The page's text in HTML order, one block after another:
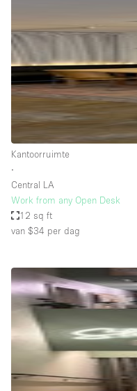
Etalage
Grote entree
Haussmann-stijl
Industrieel
Internet
Kantoorbenodigdheden
Keuken
Kledingrek
Leefruimte
Meerdere kamers
Meubilair
Paskamers
Privé-parkeerplaats
RAW
Kantoorruimte
∙
Central LA
Work from any Open Desk
12 sq ft
van $34 per dag